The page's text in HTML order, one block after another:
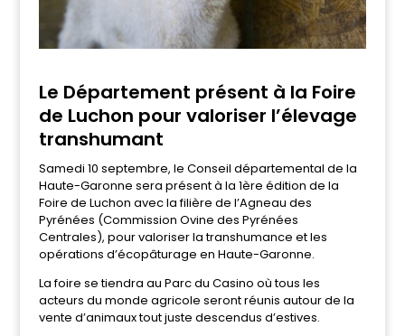
Le Département présent à la Foire
de Luchon pour valoriser l’élevage
transhumant
Samedi 10 septembre, le Conseil départemental de la
Haute-Garonne sera présent à la 1ère édition de la
Foire de Luchon avec la filière de l’Agneau des
Pyrénées (Commission Ovine des Pyrénées
Centrales), pour valoriser la transhumance et les
opérations d’écopâturage en Haute-Garonne.
La foire se tiendra au Parc du Casino où tous les
acteurs du monde agricole seront réunis autour de la
vente d’animaux tout juste descendus d’estives.